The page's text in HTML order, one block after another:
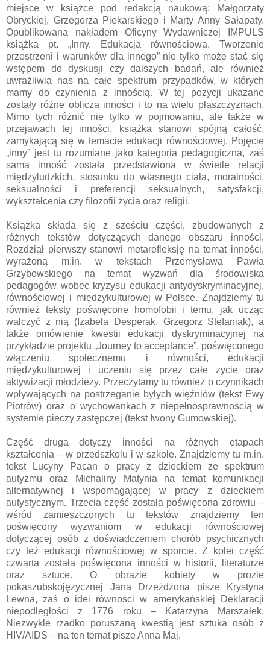
miejsce w książce pod redakcją naukową: Małgorzaty
Obryckiej, Grzegorza Piekarskiego i Marty Anny Sałapaty.
Opublikowana nakładem Oficyny Wydawniczej IMPULS
książka pt. „Inny. Edukacja równościowa. Tworzenie
przestrzeni i warunków dla innego” nie tylko może stać się
wstępem do dyskusji czy dalszych badań, ale również
uwrażliwia nas na całe spektrum przypadków, w których
mamy do czynienia z innością. W tej pozycji ukazane
zostały różne oblicza inności i to na wielu płaszczyznach.
Mimo tych różnić nie tylko w pojmowaniu, ale także w
przejawach tej inności, książka stanowi spójną całość,
zamykającą się w temacie edukacji równościowej. Pojęcie
„inny” jest tu rozumiane jako kategoria pedagogiczna, zaś
sama inność została przedstawiona w świetle relacji
międzyludzkich, stosunku do własnego ciała, moralności,
seksualności i preferencji seksualnych, satysfakcji,
wykształcenia czy filozofii życia oraz religii.
Książka składa się z sześciu części, zbudowanych z
różnych tekstów dotyczących danego obszaru inności.
Rozdział pierwszy stanowi metarefleksję na temat inności,
wyrażoną m.in. w tekstach Przemysława Pawła
Grzybowskiego na temat wyzwań dla środowiska
pedagogów wobec kryzysu edukacji antydyskryminacyjnej,
równościowej i międzykulturowej w Polsce. Znajdziemy tu
również teksty poświęcone homofobii i temu, jak ucząc
walczyć z nią (Izabela Desperak, Grzegorz Stefaniak), a
także omówienie kwestii edukacji dyskryminacyjnej na
przykładzie projektu „Journey to acceptance”, poświęconego
włączeniu społecznemu i równości, edukacji
międzykulturowej i uczeniu się przez całe życie oraz
aktywizacji młodzieży. Przeczytamy tu również o czynnikach
wpływających na postrzeganie byłych więźniów (tekst Ewy
Piotrów) oraz o wychowankach z niepełnosprawnością w
systemie pieczy zastępczej (tekst Iwony Gumowskiej).
Część druga dotyczy inności na różnych etapach
kształcenia – w przedszkolu i w szkole. Znajdziemy tu m.in.
tekst Lucyny Pacan o pracy z dzieckiem ze spektrum
autyzmu oraz Michaliny Matynia na temat komunikacji
alternatywnej i wspomagającej w pracy z dzieckiem
autystycznym. Trzecia część została poświęcona zdrowiu –
wśród zamieszczonych tu tekstów znajdziemy ten
poświęcony wyzwaniom w edukacji równościowej
dotyczącej osób z doświadczeniem chorób psychicznych
czy też edukacji równościowej w sporcie. Z kolei część
czwarta została poświęcona inności w historii, literaturze
oraz sztuce. O obrazie kobiety w prozie
pokaszubskojęzycznej Jana Drzeżdżona pisze Krystyna
Lewna, zaś o idei równości w amerykańskiej Deklaracji
niepodległości z 1776 roku – Katarzyna Marszałek.
Niezwykle rzadko poruszaną kwestią jest sztuka osób z
HIV/AIDS – na ten temat pisze Anna Maj.